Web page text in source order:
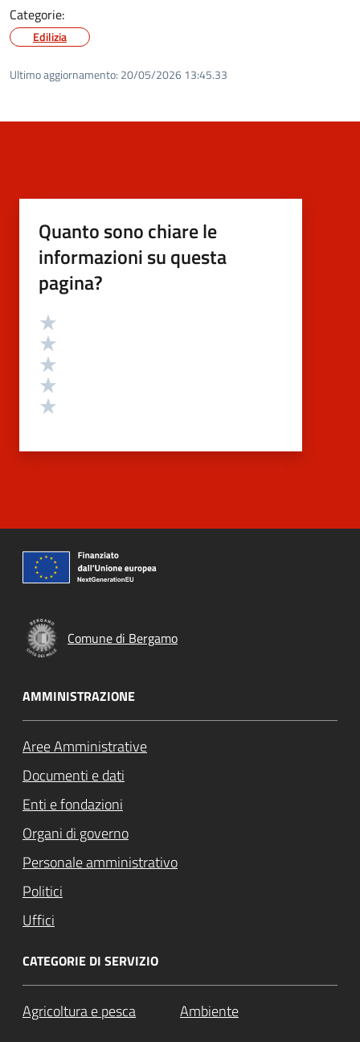
Categorie:
Edilizia
Ultimo aggiornamento: 20/05/2026 13:45.33
Quanto sono chiare le
informazioni su questa
pagina?
Valutazione
Comune di Bergamo
AMMINISTRAZIONE
Aree Amministrative
Documenti e dati
Enti e fondazioni
Organi di governo
Personale amministrativo
Politici
Uffici
CATEGORIE DI SERVIZIO
Agricoltura e pesca Ambiente